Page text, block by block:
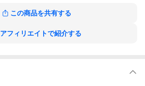
この商品を共有する
アフィリエイトで紹介する